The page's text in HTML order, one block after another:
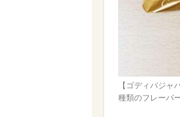
【ゴディバジ
種類のフレーバ